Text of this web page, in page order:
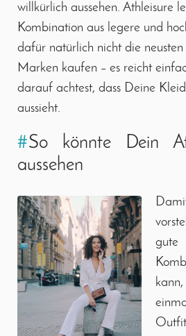
willkürlich aussehen. Athleisure
Kombination aus legere und
dafür natürlich nicht die neusten
Marken kaufen – es reicht
darauf achtest, dass Deine
aussieht.
#So könnte Dein
aussehen
gute